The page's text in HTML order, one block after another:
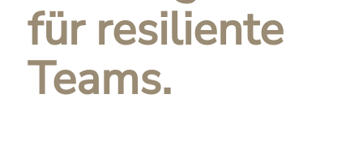
für resiliente
Teams.